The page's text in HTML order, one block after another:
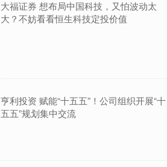
大福证券 想布局中国科技，又怕波动太
大？不妨看看恒生科技定投价值
亨利投资 赋能“十五五”！公司组织开展“十
五五”规划集中交流